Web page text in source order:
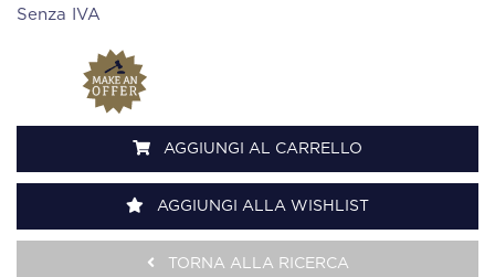
Senza IVA
AGGIUNGI AL CARRELLO
AGGIUNGI ALLA WISHLIST
TORNA ALLA RICERCA